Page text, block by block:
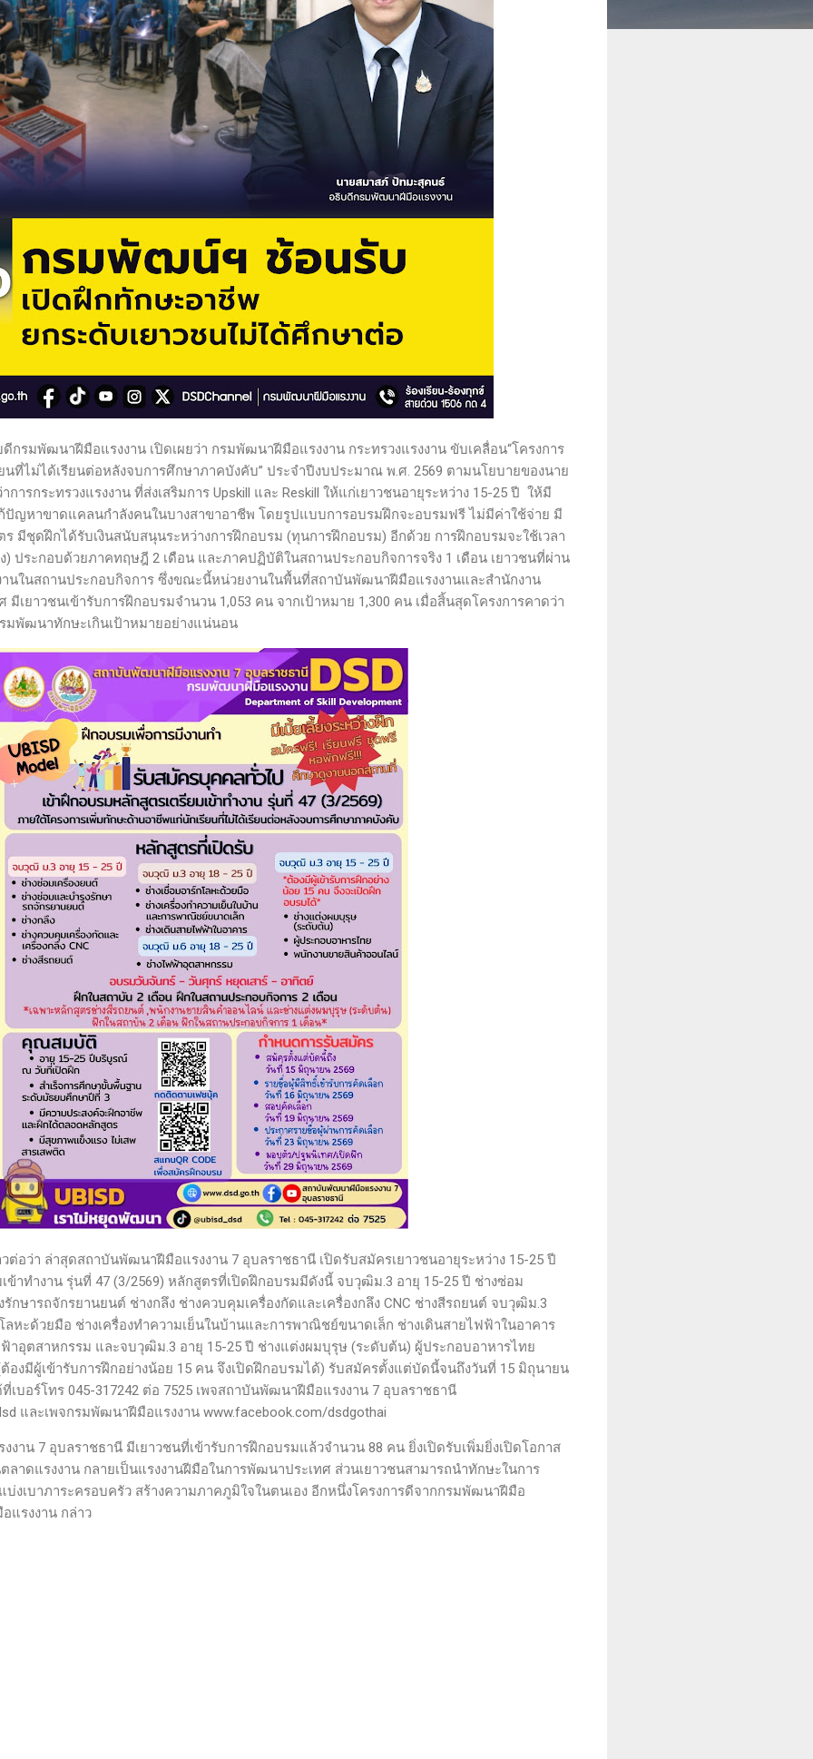
รมพัฒนาฝีมือแรงงาน เปิดเผยว่า กรมพัฒนาฝีมือแรงงาน กระทรวงแรงงาน ขับเคลื่อน“โครงการ
ที่ไม่ได้เรียนต่อหลังจบการศึกษาภาคบังคับ” ประจำปีงบประมาณ พ.ศ. 2569 ตามนโยบายของนาย
ารกระทรวงแรงงาน ที่ส่งเสริมการ Upskill และ Reskill ให้แก่เยาวชนอายุระหว่าง 15-25 ปี ให้มี
ปัญหาขาดแคลนกำลังคนในบางสาขาอาชีพ โดยรูปแบบการอบรมฝึกจะอบรมฟรี ไม่มีค่าใช้จ่าย มี
มีชุดฝึกได้รับเงินสนับสนุนระหว่างการฝึกอบรม (ทุนการฝึกอบรม) อีกด้วย การฝึกอบรมจะใช้เวลา
) ประกอบด้วยภาคทฤษฎี 2 เดือน และภาคปฏิบัติในสถานประกอบกิจการจริง 1 เดือน เยาวชนที่ผ่าน
านในสถานประกอบกิจการ ซึ่งขณะนี้หน่วยงานในพื้นที่สถาบันพัฒนาฝีมือแรงงานและสำนักงาน
เยาวชนเข้ารับการฝึกอบรมจำนวน 1,053 คน จากเป้าหมาย 1,300 คน เมื่อสิ้นสุดโครงการคาดว่า
มพัฒนาทักษะเกินเป้าหมายอย่างแน่นอน
อว่า ล่าสุดสถาบันพัฒนาฝีมือแรงงาน 7 อุบลราชธานี เปิดรับสมัครเยาวชนอายุระหว่าง 15-25 ปี
ข้าทำงาน รุ่นที่ 47 (3/2569) หลักสูตรที่เปิดฝึกอบรมมีดังนี้ จบวุฒิม.3 อายุ 15-25 ปี ช่างซ่อม
กษารถจักรยานยนต์ ช่างกลึง ช่างควบคุมเครื่องกัดและเครื่องกลึง CNC ช่างสีรถยนต์ จบวุฒิม.3
ลหะด้วยมือ ช่างเครื่องทำความเย็นในบ้านและการพาณิชย์ขนาดเล็ก ช่างเดินสายไฟฟ้าในอาคาร
าอุตสาหกรรม และจบวุฒิม.3 อายุ 15-25 ปี ช่างแต่งผมบุรุษ (ระดับต้น) ผู้ประกอบอาหารไทย
งมีผู้เข้ารับการฝึกอย่างน้อย 15 คน จึงเปิดฝึกอบรมได้) รับสมัครตั้งแต่บัดนี้จนถึงวันที่ 15 มิถุนายน
เบอร์โทร 045-317242 ต่อ 7525 เพจสถาบันพัฒนาฝีมือแรงงาน 7 อุบลราชธานี
และเพจกรมพัฒนาฝีมือแรงงาน www.facebook.com/dsdgothai
าน 7 อุบลราชธานี มีเยาวชนที่เข้ารับการฝึกอบรมแล้วจำนวน 88 คน ยิ่งเปิดรับเพิ่มยิ่งเปิดโอกาส
ลาดแรงงาน กลายเป็นแรงงานฝีมือในการพัฒนาประเทศ ส่วนเยาวชนสามารถนำทักษะในการ
งเบาภาระครอบครัว สร้างความภาคภูมิใจในตนเอง อีกหนึ่งโครงการดีจากกรมพัฒนาฝีมือ
แรงงาน กล่าว